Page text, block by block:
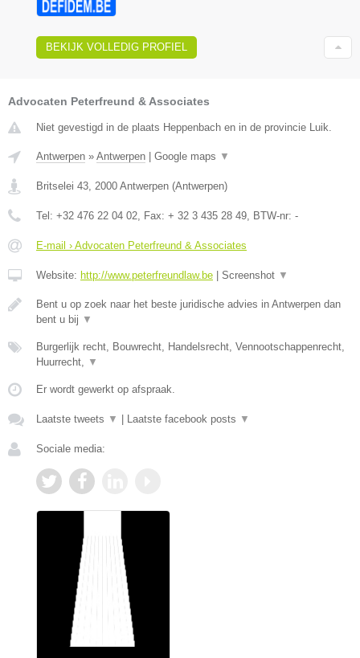
BEKIJK VOLLEDIG PROFIEL
Advocaten Peterfreund & Associates
Niet gevestigd in de plaats Heppenbach en in de provincie Luik.
Antwerpen » Antwerpen Google maps ▼
Britselei 43, 2000 Antwerpen (Antwerpen)
Tel: +32 476 22 04 02, Fax: + 32 3 435 28 49, BTW-nr: -
E-mail › Advocaten Peterfreund & Associates
Website: http://www.peterfreundlaw.be Screenshot ▼
Bent u op zoek naar het beste juridische advies in Antwerpen dan
bent u bij ▼
Burgerlijk recht, Bouwrecht, Handelsrecht, Vennootschappenrecht,
Huurrecht, ▼
Er wordt gewerkt op afspraak.
Laatste tweets ▼ Laatste facebook posts ▼
Sociale media: